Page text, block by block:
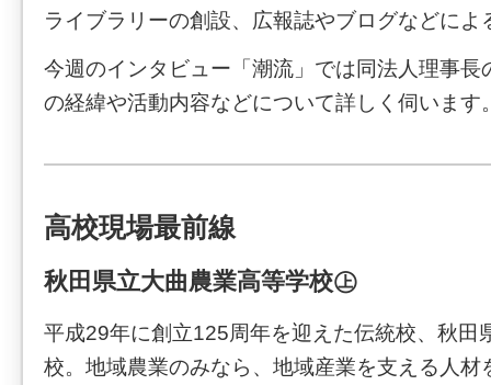
ライブラリーの創設、広報誌やブログなどによ
今週のインタビュー「潮流」では同法人理事長
の経緯や活動内容などについて詳しく伺います
高校現場最前線
秋田県立大曲農業高等学校㊤
平成29年に創立125周年を迎えた伝統校、秋田
校。地域農業のみなら、地域産業を支える人材